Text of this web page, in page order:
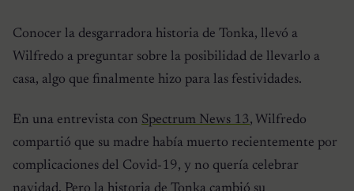
Conocer la desgarradora historia de Tonka, llevó a
Wilfredo a preguntar sobre la posibilidad de llevarlo a
casa, algo que finalmente hizo para las festividades.
En una entrevista con Spectrum News 13, Wilfredo
compartió que su madre había muerto recientemente por
complicaciones del Covid-19, y no quería celebrar